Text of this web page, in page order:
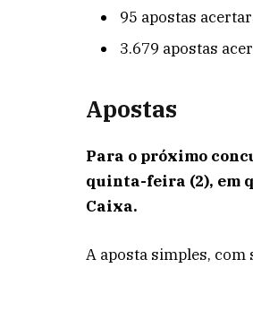
95 apostas
3.679 apostas
Apostas
Para o próximo
quinta-feira (2), em
Caixa.
A aposta simples, com